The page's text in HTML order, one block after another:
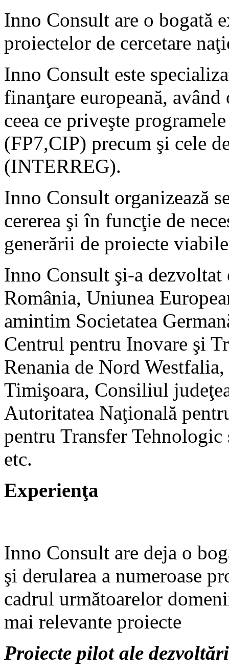
Inno Consult are o bogată
proiectelor de cercetare
Inno Consult este
finanţare europeană,
ceea ce priveşte
(FP7,CIP) precum şi cele
(INTERREG).
Inno Consult organizează
cererea şi în funcţie de
generării de proiecte
Inno Consult şi-a dezvoltat
România, Uniunea
amintim Societatea
Centrul pentru Inovare şi
Renania de Nord
Timişoara, Consiliul
Autoritatea Naţională
pentru Transfer
etc.
Experienţa
Inno Consult are deja o
şi derularea a numeroase
cadrul următoarelor
mai relevante proiecte
Proiecte pilot ale